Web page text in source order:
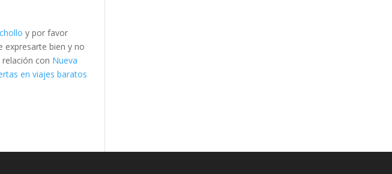
y por favor
expresarte bien y no
con Nueva
en viajes baratos